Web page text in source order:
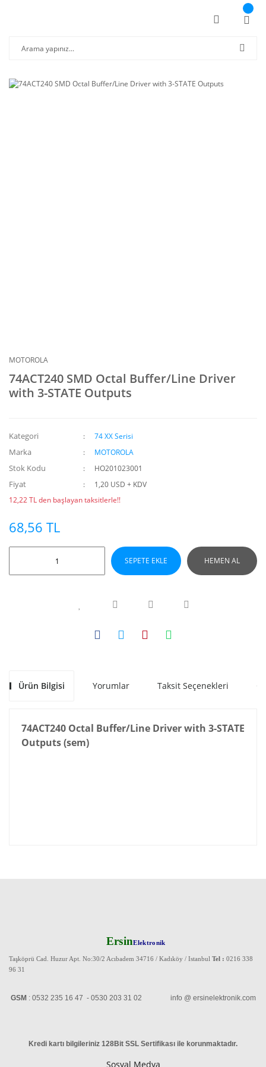
MOTOROLA
74ACT240 SMD Octal Buffer/Line Driver
with 3-STATE Outputs
Kategori 74 XX Serisi
Marka MOTOROLA
Stok Kodu HO201023001
Fiyat
1,20 USD + KDV
12,22 TL den başlayan taksitlerle!!
68,56 TL
SEPETE EKLE HEMEN AL
Ürün Bilgisi Yorumlar Taksit Seçenekleri
74ACT240 Octal Buffer/Line Driver with 3-STATE
Outputs (sem)
ErsinElektronik
Taşköprü Cad. Huzur Apt. No:30/2 Acıbadem 34716 / Kadıköy / Istanbul Tel : 0216 338
96 31
GSM : 0532 235 16 47 - 0530 203 31 02 info @ ersinelektronik.com
Kredi kartı bilgileriniz 128Bit SSL Sertifikası ile korunmaktadır.
Sosyal Medya